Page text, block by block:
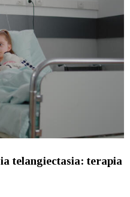
telangiectasia: terapia